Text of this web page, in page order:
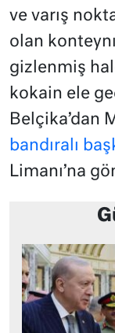
ve varış
olan
gizlenmiş
kokain ele
Belçika’dan
bandıralı
Limanı’na